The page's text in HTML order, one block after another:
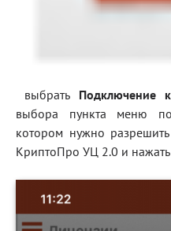
выбрать Подключение
выбора пункта меню
котором нужно
КриптоПро УЦ 2.0 и нажать